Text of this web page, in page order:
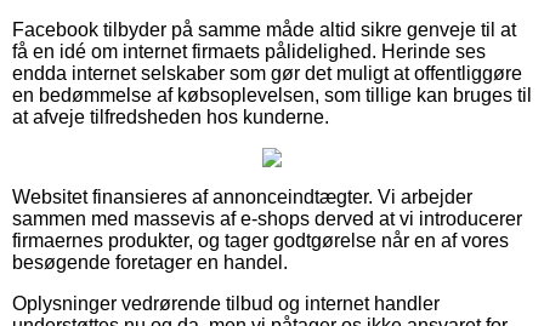
Facebook tilbyder på samme måde altid sikre genveje til at
få en idé om internet firmaets pålidelighed. Herinde ses
endda internet selskaber som gør det muligt at offentliggøre
en bedømmelse af købsoplevelsen, som tillige kan bruges til
at afveje tilfredsheden hos kunderne.
Websitet finansieres af annonceindtægter. Vi arbejder
sammen med massevis af e-shops derved at vi introducerer
firmaernes produkter, og tager godtgørelse når en af vores
besøgende foretager en handel.
Oplysninger vedrørende tilbud og internet handler